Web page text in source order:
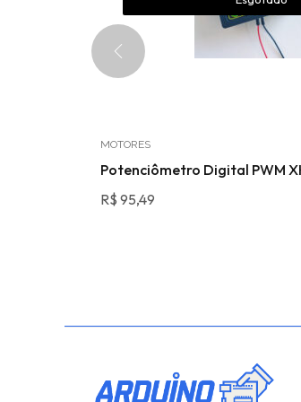
MOTORES
Potenciômetro Digital PWM
R$ 95,49